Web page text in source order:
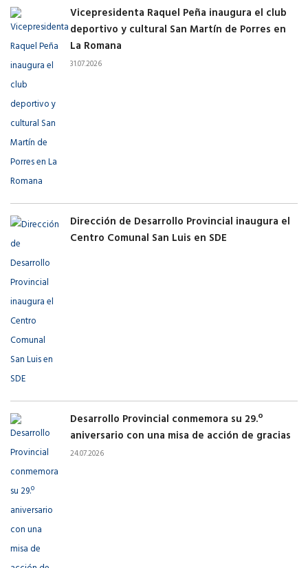
Vicepresidenta Raquel Peña inaugura el club
deportivo y cultural San Martín de Porres en
La Romana
31.07.2026
Dirección de Desarrollo Provincial inaugura el
Centro Comunal San Luis en SDE
Desarrollo Provincial conmemora su 29.º
aniversario con una misa de acción de gracias
24.07.2026